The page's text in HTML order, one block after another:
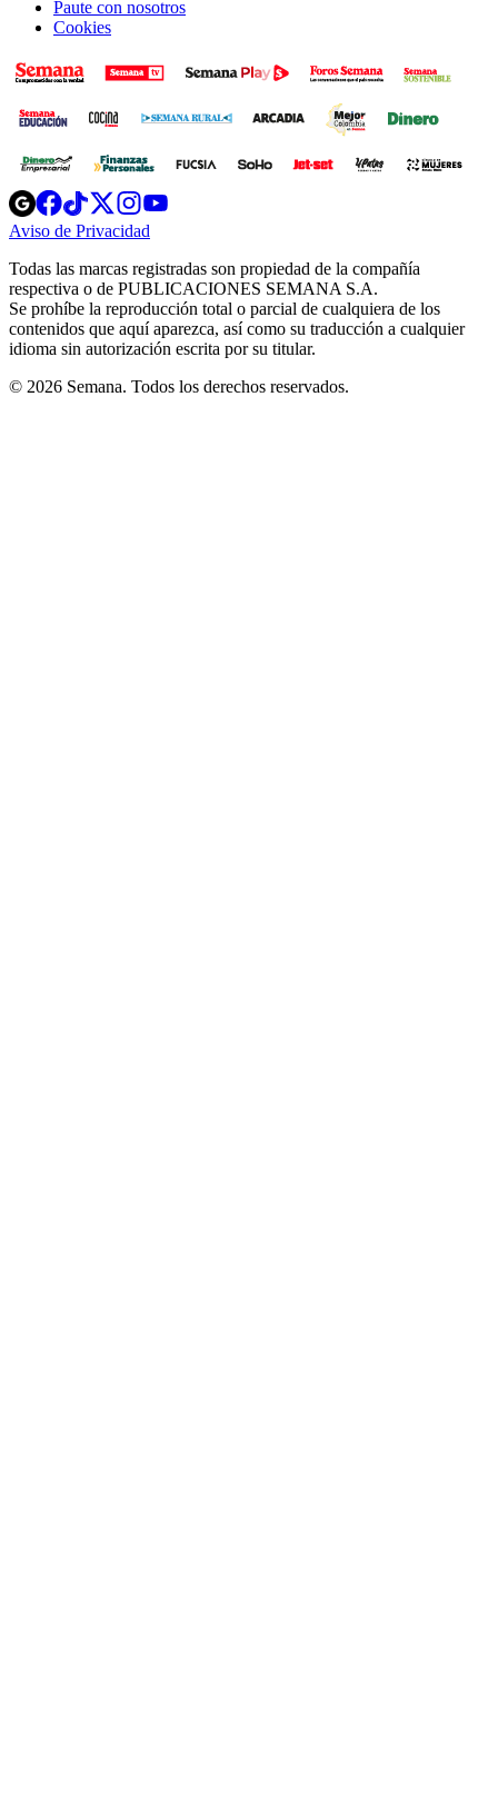
Paute con nosotros
Cookies
Opens
in
new
Opens
in
new
Opens
in
new
window
Opens
new
windowwindow
Aviso de Privacidad
new
window
Todas las marcas registradas son propiedad de la compañía
respectiva o de PUBLICACIONES SEMANA S.A.
Se prohíbe la reproducción total o parcial de cualquiera de los
contenidos que aquí aparezca, así como su traducción a cualquier
idioma sin autorización escrita por su titular.
© 2026 Semana. Todos los derechos reservados.